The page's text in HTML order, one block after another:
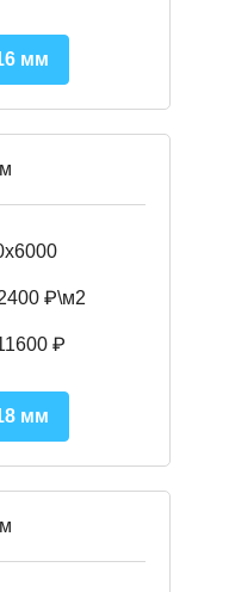
мм
₽\м2
₽
мм